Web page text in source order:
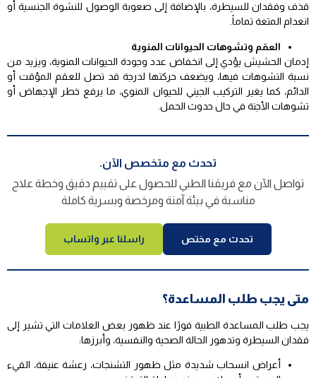
قذف وفقدان للسيطرة، بالإضافة إلى صعوبة الوصول للنشوة الجنسية أو
انعدام المتعة تماماً.
العقم وتشوهات الحيوانات المنوية
إدمان الحشيش يؤدي إلى انخفاض عدد وجودة الحيوانات المنوية، ويزيد من
نسبة التشوهات فيها، ويضعف حركتها لدرجة قد تصل للعقم المؤقت أو
الدائم، كما يغير التركيب الجيني للحيوان المنوي، ما يرفع خطر الإجهاض أو
تشوهات الأجنة في حال حدوث الحمل.
تحدث مع متخصص الآن.
تواصل الآن مع فريقنا الطبي للحصول على تقييم دقيق وخطة علاج
مناسبة في بيئة آمنة ومرخصة وبسرية كاملة
تحدث مع مختص راسلنا عبر واتساب
متى يجب طلب المساعدة؟
يجب طلب المساعدة الطبية فورًا عند ظهور بعض العلامات التي تشير إلى
فقدان السيطرة وتدهور الحالة الصحية والنفسية، وأبرزها:
أعراض انسحاب شديدة مثل ظهور التشنجات، رعشة عنيفة، القيء